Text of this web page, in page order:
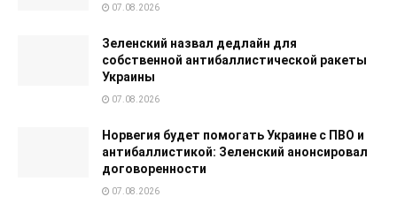
07.08.2026
Зеленский назвал дедлайн для
собственной антибаллистической ракеты
Украины
07.08.2026
Норвегия будет помогать Украине с ПВО и
антибаллистикой: Зеленский анонсировал
договоренности
07.08.2026